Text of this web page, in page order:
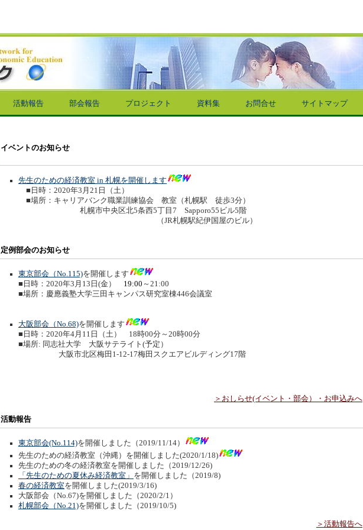
活動報告 部会報告 プロジェクト 資料集 お問合せ サイトマップ
イベントのお知らせ
先生のための経済教室 in 札幌を開催します
■日時：2020年3月21日（土）
■場所：キャリアバンク職業訓練協会 教室（札幌駅 徒歩3分）
札幌市中央区北5条西5丁目7 Sapporo55ビル5階
（JR札幌駅紀伊国屋のビル）
定例部会のお知らせ
東京部会（No.115)を開催します
■日時：2020年3月13日(金）
19:00 ～21:00
■場所：慶應義塾大学三田キャンパス研究室棟446会議室
大阪部会（No.68)を開催します
■日時：2020年4月11日（土） 18時00分～20時00分
■場所: 同志社大学 大阪サテライト(予定）
大阪市北区梅田1-12-17梅田スクエアビルディング17階
＞おしらせ(イベント・部会）・お申込みへ
活動報告
東京部会(No.114)を開催しました（2019/11/14）
先生のための経済教室（沖縄）を開催しました(2020/1/18)
先生のための冬の経済教室を開催しました（2019/12/26)
「先生のための夏休み経済教室」 を開催しました（2019/8)
春の経済教室を開催しました(2019/3/16)
大阪部会（No.67)を開催しました（2020/2/1）
札幌部会（No.21)を開催しました（2019/10/5)
＞活動報告へ